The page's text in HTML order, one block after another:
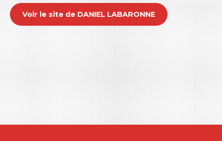
Voir le site de DANIEL LABARONNE